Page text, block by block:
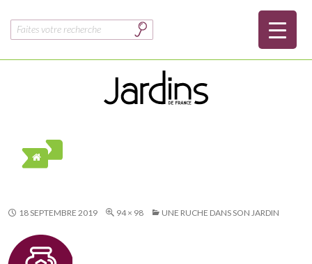
Rechercher :
18 SEPTEMBRE 2019 94 × 98 UNE RUCHE DANS SON JARDIN